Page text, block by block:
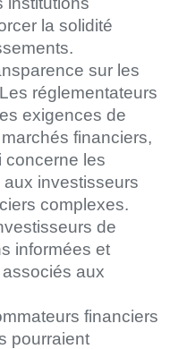
la solidité
sur les
réglementateurs
exigences de
financiers,
concerne les
investisseurs
complexes.
de
informées et
associés aux
financiers
pourraient